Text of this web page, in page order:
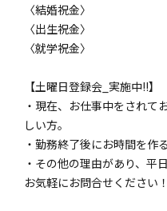
〈結婚祝金〉
〈出生祝金〉
〈就学祝金〉
【土曜日登録会_実施中!!】
・現在、お仕事中をされて
しい方。
・勤務終了後にお時間を作
・その他の理由があり、平
お気軽にお問合せください！